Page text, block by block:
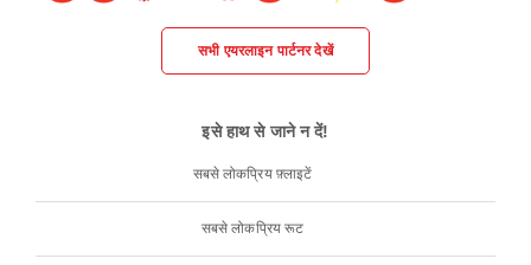
सभी एयरलाइन पार्टनर देखें
इसे हाथ से जाने न दें!
सबसे लोकप्रिय फ़्लाइटें
सबसे लोकप्रिय रूट